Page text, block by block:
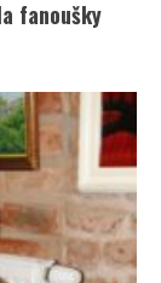
fanoušky